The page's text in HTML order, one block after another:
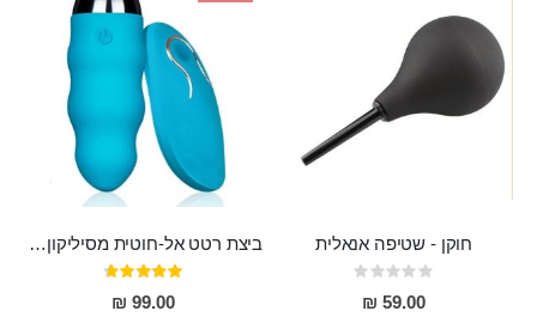
חוקן - שטיפה אנאלית
Rating:
0%
59.00 ₪
ביצת רטט אל-חוטית מסיליקון רפואי בגודל של 8 ס"מ ורוחב 3 ס"מ בעלת 20 מהירויות שונות "ENKI"
דירוג:
93%
99.00 ₪